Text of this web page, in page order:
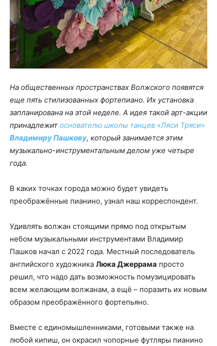
На общественных пространствах Волжского появятся
еще пять стилизованных фортепиано. Их установка
запланирована на этой неделе. А идея такой арт-акции
принадлежит основателю школы танцев «Ляси Тряси»
Владимиру Пашкову, который занимается этим
музыкально-инструментальным делом уже четыре
года.
В каких точках города можно будет увидеть
преображённые пианино, узнал наш корреспондент.
Удивлять волжан стоящими прямо под открытым
небом музыкальными инструментами Владимир
Пашков начал с 2022 года. Местный последователь
английского художника Люка Джеррама просто
решил, что надо дать возможность помузицировать
всем желающим волжанам, а ещё – поразить их новым
образом преображённого фортепьяно.
Вместе с единомышленниками, готовыми также на
любой кипиш, он окрасил чопорные футляры пианино